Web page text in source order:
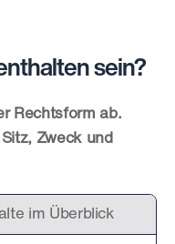
sein?
Rechtsform ab.
Zweck und
im Überblick